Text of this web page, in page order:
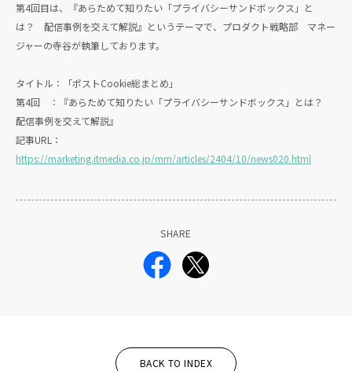
第4回目は、『あらためて知りたい「プライバシーサンドボックス」と
は？ 配信事例を交えて解説』というテーマで、プロダクト戦略部 マネー
ジャーの寺谷が執筆しております。
タイトル：「ポストCookie総まとめ」
第4回 ：『あらためて知りたい「プライバシーサンドボックス」とは？
配信事例を交えて解説』
記事URL：
https://marketing.itmedia.co.jp/mm/articles/2404/10/news020.html
SHARE
BACK TO INDEX